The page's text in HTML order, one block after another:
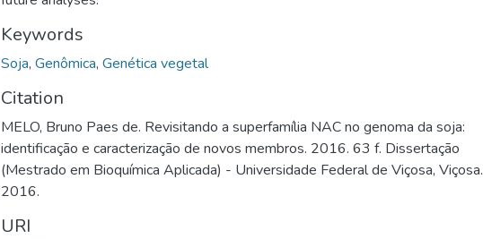
Keywords
Soja, Genômica, Genética vegetal
Citation
MELO, Bruno Paes de. Revisitando a superfamília NAC no genoma da soja:
identificação e caracterização de novos membros. 2016. 63 f. Dissertação
(Mestrado em Bioquímica Aplicada) - Universidade Federal de Viçosa, Viçosa.
2016.
URI